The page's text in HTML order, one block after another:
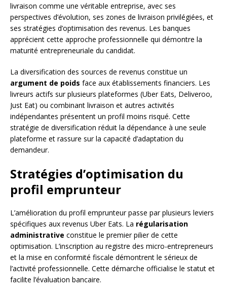
livraison comme une véritable entreprise, avec ses
perspectives d’évolution, ses zones de livraison privilégiées, et
ses stratégies d’optimisation des revenus. Les banques
apprécient cette approche professionnelle qui démontre la
maturité entrepreneuriale du candidat.
La diversification des sources de revenus constitue un
argument de poids face aux établissements financiers. Les
livreurs actifs sur plusieurs plateformes (Uber Eats, Deliveroo,
Just Eat) ou combinant livraison et autres activités
indépendantes présentent un profil moins risqué. Cette
stratégie de diversification réduit la dépendance à une seule
plateforme et rassure sur la capacité d’adaptation du
demandeur.
Stratégies d’optimisation du
profil emprunteur
L’amélioration du profil emprunteur passe par plusieurs leviers
spécifiques aux revenus Uber Eats. La régularisation
administrative constitue le premier pilier de cette
optimisation. L’inscription au registre des micro-entrepreneurs
et la mise en conformité fiscale démontrent le sérieux de
l’activité professionnelle. Cette démarche officialise le statut et
facilite l’évaluation bancaire.